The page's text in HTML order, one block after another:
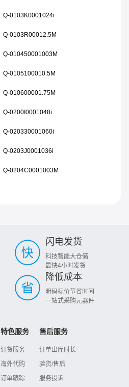
Q-0103K0001024i
Q-0103R00012.5M
Q-010450001003M
Q-0105100010.5M
Q-010600001.75M
Q-0200I0001048i
Q-020330001060i
Q-0203J0001036i
Q-0204C0001003M
闪电发货
科技智能大仓储
最快4小时发货
降低成本
明码标价节省时间
一站式采购元器件
特色服务
订货服务
海外代购
订单跟踪
售后服务
订单出库时长
验货/售后
服务投诉